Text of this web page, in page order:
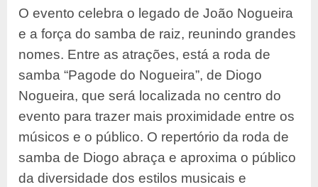
O evento celebra o legado de João Nogueira
e a força do samba de raiz, reunindo grandes
nomes. Entre as atrações, está a roda de
samba “Pagode do Nogueira”, de Diogo
Nogueira, que será localizada no centro do
evento para trazer mais proximidade entre os
músicos e o público. O repertório da roda de
samba de Diogo abraça e aproxima o público
da diversidade dos estilos musicais e